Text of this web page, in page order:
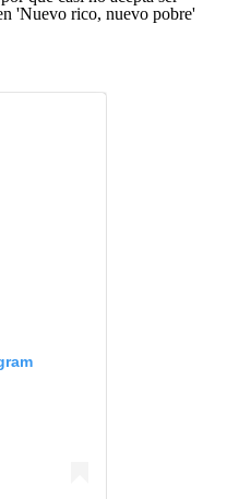
'Nuevo rico, nuevo pobre'